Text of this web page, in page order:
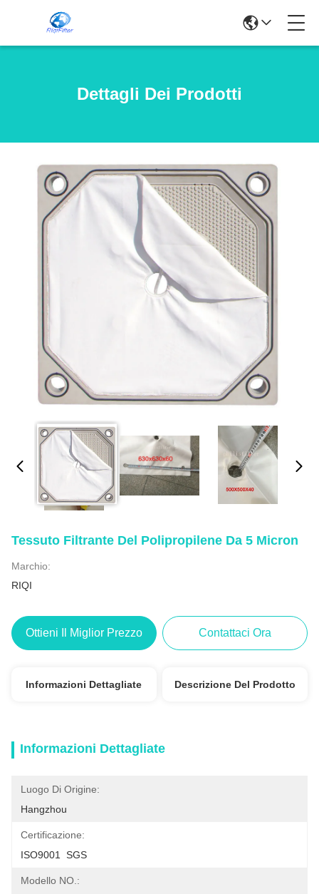
Dettagli Dei Prodotti
Tessuto Filtrante Del Polipropilene Da 5 Micron
Marchio:
RIQI
Ottieni Il Miglior Prezzo Contattaci Ora
Informazioni Dettagliate Descrizione Del Prodotto
Informazioni Dettagliate
Luogo Di Origine:
Hangzhou
Certificazione:
ISO9001  SGS
Modello NO.: